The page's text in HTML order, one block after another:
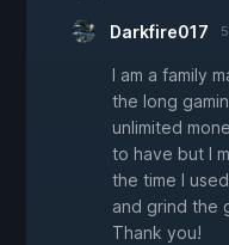
Darkfire017
I am a family
the long
unlimited
to have but I
the time I
and grind the
Thank you!